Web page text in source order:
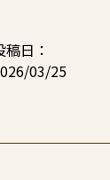
稿日
03/25